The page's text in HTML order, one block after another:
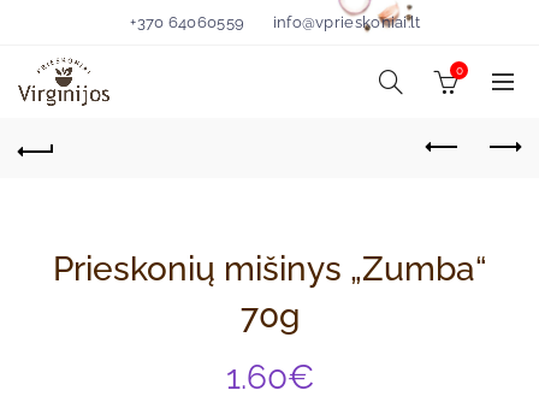
+370 64060559 info@vprieskoniai.lt
0
Prieskonių mišinys „Zumba“
70g
1.60€